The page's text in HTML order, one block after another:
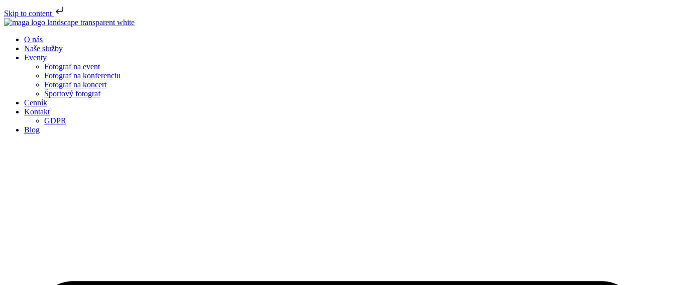
Skip to content
O nás
Naše služby
Eventy
Fotograf na event
Fotograf na konferenciu
Fotograf na koncert
Športový fotograf
Cenník
Kontakt
GDPR
Blog